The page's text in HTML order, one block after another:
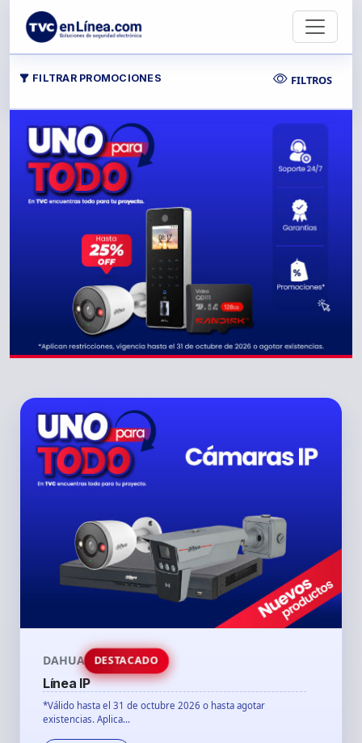
Skip to main content
FILTRAR PROMOCIONES FILTROS
DAHUA DESTACADO
Línea IP
*Válido hasta el 31 de octubre 2026 o hasta agotar
existencias. Aplica...